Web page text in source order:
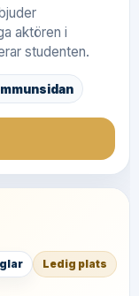
aktören i
studenten.
Ledig plats